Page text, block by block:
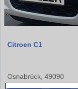
Citroen C1
Osnabrück, 49090